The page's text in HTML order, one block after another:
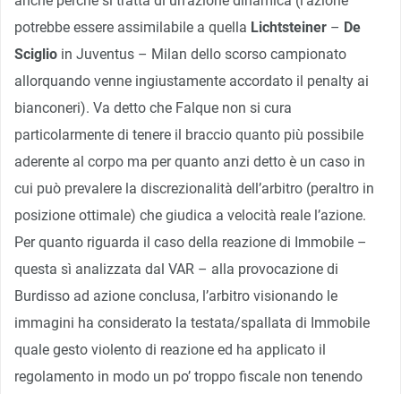
potrebbe essere assimilabile a quella Lichtsteiner – De
Sciglio in Juventus – Milan dello scorso campionato
allorquando venne ingiustamente accordato il penalty ai
bianconeri). Va detto che Falque non si cura
particolarmente di tenere il braccio quanto più possibile
aderente al corpo ma per quanto anzi detto è un caso in
cui può prevalere la discrezionalità dell’arbitro (peraltro in
posizione ottimale) che giudica a velocità reale l’azione.
Per quanto riguarda il caso della reazione di Immobile –
questa sì analizzata dal VAR – alla provocazione di
Burdisso ad azione conclusa, l’arbitro visionando le
immagini ha considerato la testata/spallata di Immobile
quale gesto violento di reazione ed ha applicato il
regolamento in modo un po’ troppo fiscale non tenendo